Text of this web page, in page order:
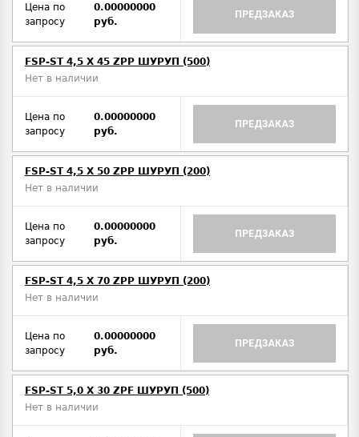
Цена по
запросу
0.00000000
руб.
ПРЕДЗАКАЗ
FSP-ST 4,5 X 45 ZPP ШУРУП (500)
Нет в наличии
Цена по
запросу
0.00000000
руб.
ПРЕДЗАКАЗ
FSP-ST 4,5 X 50 ZPP ШУРУП (200)
Нет в наличии
Цена по
запросу
0.00000000
руб.
ПРЕДЗАКАЗ
FSP-ST 4,5 X 70 ZPP ШУРУП (200)
Нет в наличии
Цена по
запросу
0.00000000
руб.
ПРЕДЗАКАЗ
FSP-ST 5,0 X 30 ZPF ШУРУП (500)
Нет в наличии